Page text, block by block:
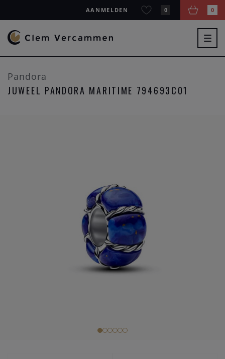
AANMELDEN 0 0
Pandora
JUWEEL PANDORA MARITIME 794693C01